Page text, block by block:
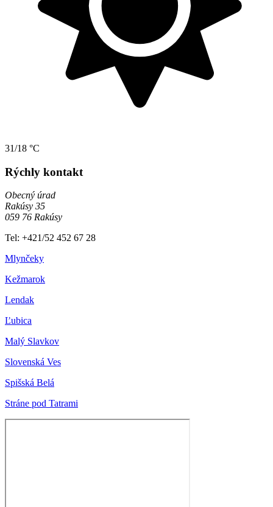
31/18 °C
Rýchly kontakt
Obecný úrad
Rakúsy 35
059 76 Rakúsy
Tel: +421/52 452 67 28
Mlynčeky
Kežmarok
Lendak
Ľubica
Malý Slavkov
Slovenská Ves
Spišská Belá
Stráne pod Tatrami